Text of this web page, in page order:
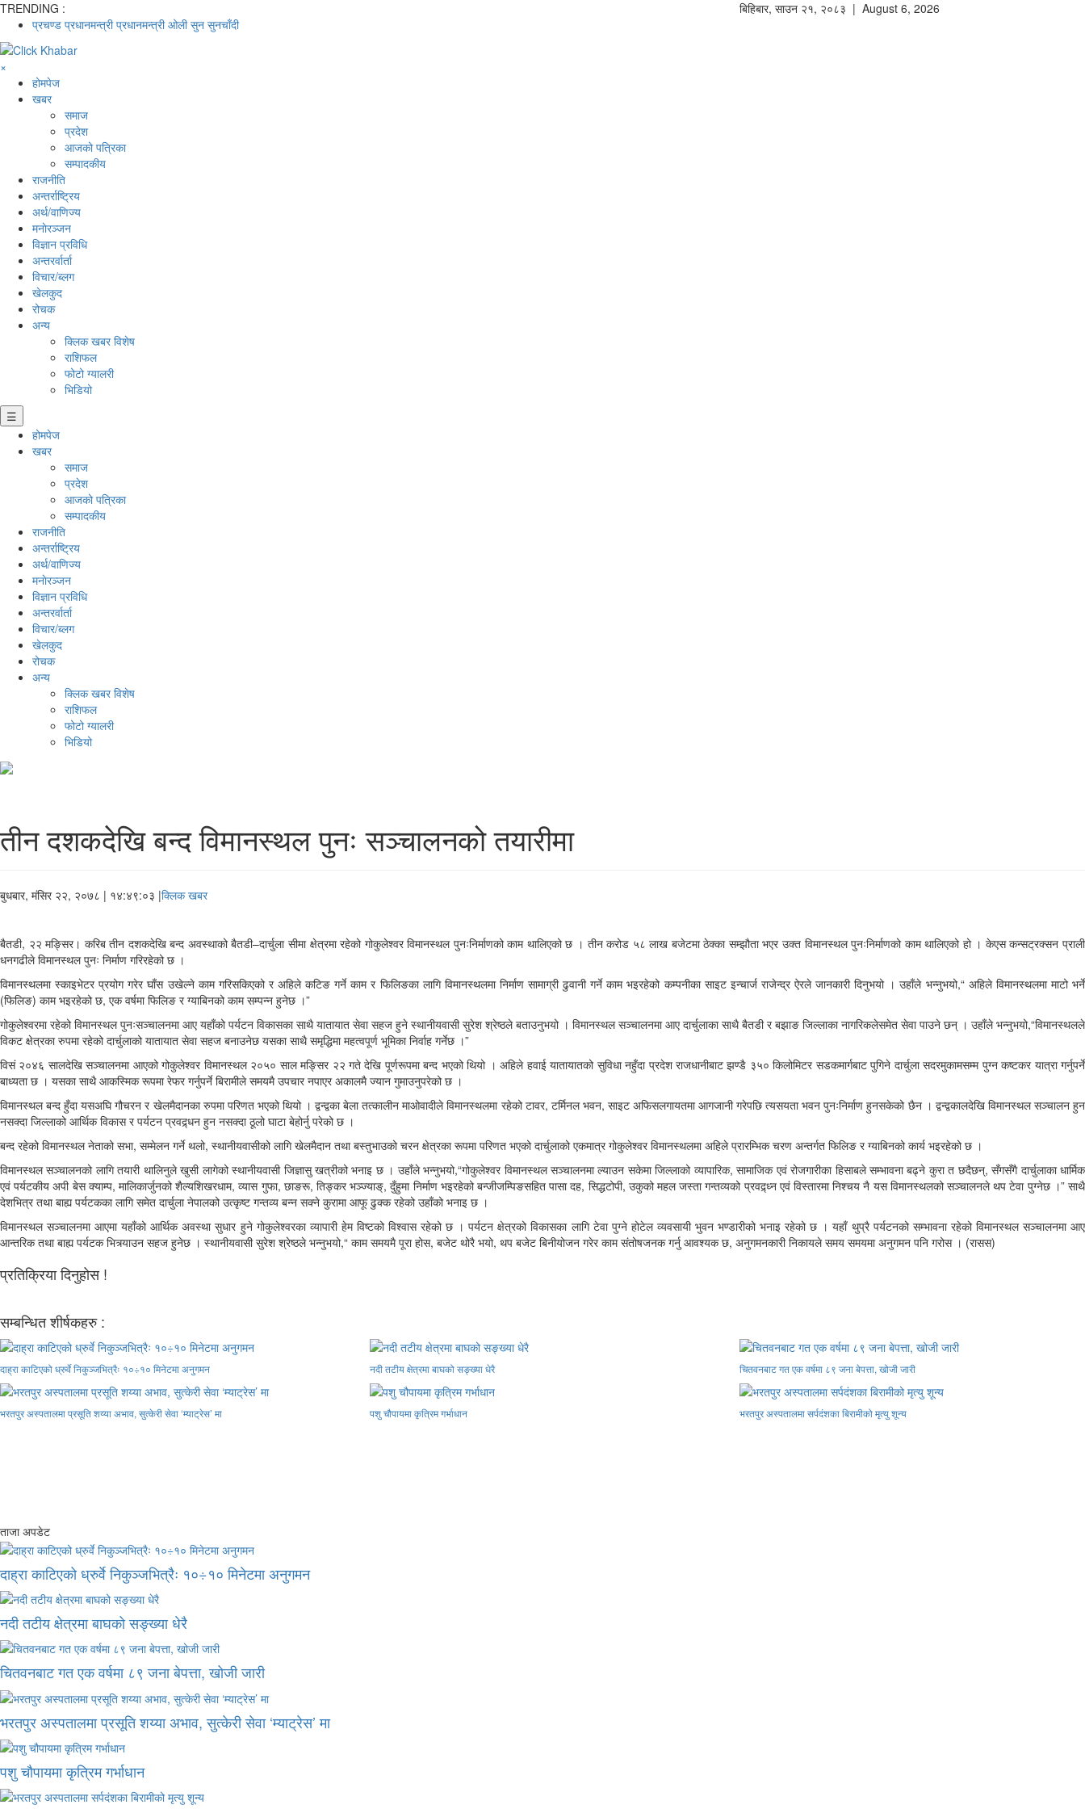
TRENDING :
प्रचण्ड प्रधानमन्त्री प्रधानमन्त्री ओली सुन सुनचाँदी
बिहिबार, साउन २१, २०८३ | August 6, 2026
×
होमपेज
खबर
समाज
प्रदेश
आजको पत्रिका
सम्पादकीय
राजनीति
अन्तर्राष्ट्रिय
अर्थ/वाणिज्य
मनाेरञ्जन
विज्ञान प्रविधि
अन्तरर्वार्ता
विचार/ब्लग
खेलकुद
रोचक
अन्य
क्लिक खबर विशेष
राशिफल
फोटो ग्यालरी
भिडियो
☰
होमपेज
खबर
समाज
प्रदेश
आजको पत्रिका
सम्पादकीय
राजनीति
अन्तर्राष्ट्रिय
अर्थ/वाणिज्य
मनाेरञ्जन
विज्ञान प्रविधि
अन्तरर्वार्ता
विचार/ब्लग
खेलकुद
रोचक
अन्य
क्लिक खबर विशेष
राशिफल
फोटो ग्यालरी
भिडियो
तीन दशकदेखि बन्द विमानस्थल पुनः सञ्चालनको तयारीमा
बुधबार, मंसिर २२, २०७८ | १४:४९:०३ |क्लिक खबर
बैतडी, २२ मङ्सिर। करिब तीन दशकदेखि बन्द अवस्थाको बैतडी–दार्चुला सीमा क्षेत्रमा रहेको गोकुलेश्वर विमानस्थल पुनःनिर्माणको काम थालिएको छ । तीन करोड ५८ लाख बजेटमा ठेक्का सम्झौता भएर उक्त विमानस्थल पुनःनिर्माणको काम थालिएको हो । केएस कन्सट्रक्सन प्राली
धनगढीले विमानस्थल पुनः निर्माण गरिरहेको छ ।
विमानस्थलमा स्काइभेटर प्रयोग गरेर घाँस उखेल्ने काम गरिसकिएको र अहिले कटिङ गर्ने काम र फिलिङका लागि विमानस्थलमा निर्माण सामाग्री ढुवानी गर्ने काम भइरहेको कम्पनीका साइट इन्चार्ज राजेन्द्र ऐरले जानकारी दिनुभयो । उहाँले भन्नुभयो,“ अहिले विमानस्थलमा माटो भर्ने
(फिलिङ) काम भइरहेको छ, एक वर्षमा फिलिङ र ग्याबिनको काम सम्पन्न हुनेछ ।”
गोकुलेश्वरमा रहेको विमानस्थल पुनःसञ्चालनमा आए यहाँको पर्यटन विकासका साथै यातायात सेवा सहज हुने स्थानीयवासी सुरेश श्रेष्ठले बताउनुभयो । विमानस्थल सञ्चालनमा आए दार्चुलाका साथै बैतडी र बझाङ जिल्लाका नागरिकलेसमेत सेवा पाउने छन् । उहाँले भन्नुभयो,“विमानस्थलले
विकट क्षेत्रका रुपमा रहेको दार्चुलाको यातायात सेवा सहज बनाउनेछ यसका साथै समृद्धिमा महत्वपूर्ण भूमिका निर्वाह गर्नेछ ।”
विसं २०४६ सालदेखि सञ्चालनमा आएको गोकुलेश्वर विमानस्थल २०५० साल मङ्सिर २२ गते देखि पूर्णरूपमा बन्द भएको थियो । अहिले हवाई यातायातको सुविधा नहुँदा प्रदेश राजधानीबाट झण्डै ३५० किलोमिटर सडकमार्गबाट पुगिने दार्चुला सदरमुकामसम्म पुग्न कष्टकर यात्रा गर्नुपर्ने
बाध्यता छ । यसका साथै आकस्मिक रूपमा रेफर गर्नुपर्ने बिरामीले समयमै उपचार नपाएर अकालमै ज्यान गुमाउनुपरेको छ ।
विमानस्थल बन्द हुँदा यसअघि गौचरन र खेलमैदानका रुपमा परिणत भएको थियो । द्वन्द्वका बेला तत्कालीन माओवादीले विमानस्थलमा रहेको टावर, टर्मिनल भवन, साइट अफिसलगायतमा आगजानी गरेपछि त्यसयता भवन पुनःनिर्माण हुनसकेको छैन । द्वन्द्वकालदेखि विमानस्थल सञ्चालन हुन
नसक्दा जिल्लाको आर्थिक विकास र पर्यटन प्रवद्र्धन हुन नसक्दा ठूलो घाटा बेहोर्नु परेको छ ।
बन्द रहेको विमानस्थल नेताको सभा, सम्मेलन गर्ने थलो, स्थानीयवासीको लागि खेलमैदान तथा बस्तुभाउको चरन क्षेत्रका रूपमा परिणत भएको दार्चुलाको एकमात्र गोकुलेश्वर विमानस्थलमा अहिले प्रारम्भिक चरण अन्तर्गत फिलिङ र ग्याबिनको कार्य भइरहेको छ ।
विमानस्थल सञ्चालनको लागि तयारी थालिनुले खुसी लागेको स्थानीयवासी जिज्ञासु खत्रीको भनाइ छ । उहाँले भन्नुभयो,“गोकुलेश्वर विमानस्थल सञ्चालनमा ल्याउन सकेमा जिल्लाको व्यापारिक, सामाजिक एवं रोजगारीका हिसाबले सम्भावना बढ्ने कुरा त छदैछन्, सँगसँगै दार्चुलाका धार्मिक
एवं पर्यटकीय अपी बेस क्याम्प, मालिकार्जुनको शैल्यशिखरधाम, व्यास गुफा, छाङरू, तिङ्कर भञ्ज्याङ्, दुँहुमा निर्माण भइरहेको बन्जीजम्पिङसहित पासा दह, सिद्धटोपी, उकुको महल जस्ता गन्तव्यको प्रवद्र्ध्न एवं विस्तारमा निश्चय नै यस विमानस्थलको सञ्चालनले थप टेवा पुग्नेछ ।” साथै
देशभित्र तथा बाह्य पर्यटकका लागि समेत दार्चुला नेपालको उत्कृष्ट गन्तव्य बन्न सक्ने कुरामा आफू ढुक्क रहेको उहाँको भनाइ छ ।
विमानस्थल सञ्चालनमा आएमा यहाँको आर्थिक अवस्था सुधार हुने गोकुलेश्वरका व्यापारी हेम विष्टको विश्वास रहेको छ । पर्यटन क्षेत्रको विकासका लागि टेवा पुग्ने होटेल व्यवसायी भुवन भण्डारीको भनाइ रहेको छ । यहाँ थुप्रै पर्यटनको सम्भावना रहेको विमानस्थल सञ्चालनमा आए
आन्तरिक तथा बाह्य पर्यटक भित्र्याउन सहज हुनेछ । स्थानीयवासी सुरेश श्रेष्ठले भन्नुभयो,“ काम समयमै पूरा होस, बजेट थोरै भयो, थप बजेट बिनीयोजन गरेर काम संतोषजनक गर्नु आवश्यक छ, अनुगमनकारी निकायले समय समयमा अनुगमन पनि गरोस । (रासस)
प्रतिक्रिया दिनुहोस !
सम्बन्धित शीर्षकहरु :
दाह्रा काटिएको ध्रुर्वे निकुञ्जभित्रैः १०÷१० मिनेटमा अनुगमन नदी तटीय क्षेत्रमा बाघको सङ्ख्या धेरै चितवनबाट गत एक वर्षमा ८९ जना बेपत्ता, खोजी जारी
भरतपुर अस्पतालमा प्रसूति शय्या अभाव, सुत्केरी सेवा ‘म्याट्रेस’ मा पशु चौपायमा कृत्रिम गर्भाधान भरतपुर अस्पतालमा सर्पदंशका बिरामीको मृत्यु शून्य
ताजा अपडेट
दाह्रा काटिएको ध्रुर्वे निकुञ्जभित्रैः १०÷१० मिनेटमा अनुगमन
नदी तटीय क्षेत्रमा बाघको सङ्ख्या धेरै
चितवनबाट गत एक वर्षमा ८९ जना बेपत्ता, खोजी जारी
भरतपुर अस्पतालमा प्रसूति शय्या अभाव, सुत्केरी सेवा ‘म्याट्रेस’ मा
पशु चौपायमा कृत्रिम गर्भाधान